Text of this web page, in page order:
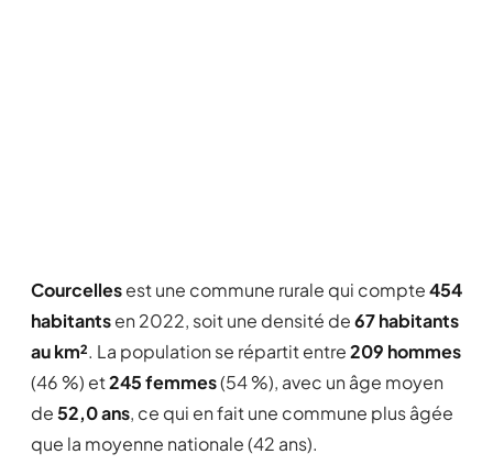
Courcellesest une commune rurale qui compte454
habitantsen 2022, soit une densité de67 habitants
au km². La population se répartit entre209 hommes
(46 %) et245 femmes(54 %), avec un âge moyen
de52,0 ans, ce qui en fait une commune plus âgée
que la moyenne nationale (42 ans).